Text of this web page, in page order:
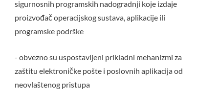
sigurnosnih programskih nadogradnji koje izdaje
proizvođač operacijskog sustava, aplikacije ili
programske podrške
- obvezno su uspostavljeni prikladni mehanizmi za
zaštitu elektroničke pošte i poslovnih aplikacija od
neovlaštenog pristupa